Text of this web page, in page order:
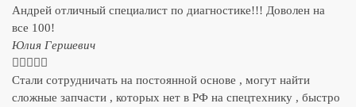
Андрей отличный специалист по диагностике!!! Доволен на
все 100!
​Юлия Гершевич
    
Стали сотрудничать на постоянной основе , могут найти
сложные запчасти , которых нет в РФ на спецтехнику , быстро